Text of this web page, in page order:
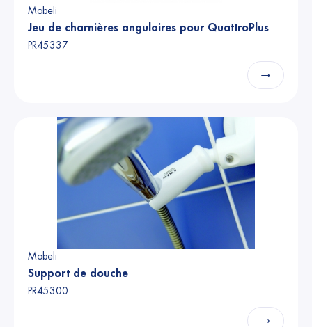
Mobeli
Jeu de charnières angulaires pour QuattroPlus
PR45337
→
Mobeli
Support de douche
PR45300
→